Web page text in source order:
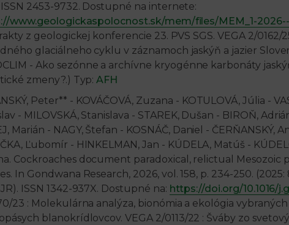
ISSN 2453-9732. Dostupné na internete:
www.geologickaspolocnost.sk/mem/files/MEM_1-
z geologickej konferencie 23. PVS SGS. VEGA 2/0162/
glaciálneho cyklu v záznamoch jaskýň a jazier
- Ako sezónne a archívne kryogénne karbonáty
zmeny?.) Typ:AFH
Peter** - KOVÁČOVÁ, Zuzana - KOTULOVÁ, Júlia -
- MILOVSKÁ, Stanislava - STAREK, Dušan - BIROŇ,
Marián - NAGY, Štefan - KOSNÁČ, Daniel - ČERŇANSKÝ,
Ľubomír - HINKELMAN, Jan - KÚDELA, Matúš -
Cockroaches document paradoxical, relictual Mesozoic
In Gondwana Research, 2026, vol. 158, p. 234-250. (2025:
ISSN 1342-937X. Dostupné na: https://doi.org/10.1016/
23 : Molekulárna analýza, bionómia a ekológia
blanokrídlovcov. VEGA 2/0113/22 : Šváby zo